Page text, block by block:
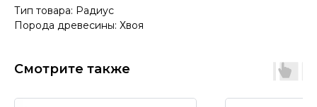
Тип товара: Радиус
Порода древесины: Хвоя
Смотрите также